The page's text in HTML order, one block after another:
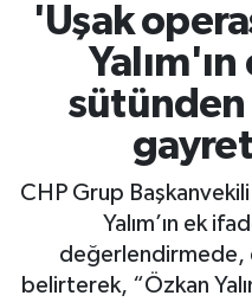
'Uşak
CHP Grup
Yalım’ın ek
değerlendirmede,
belirterek, “Özkan